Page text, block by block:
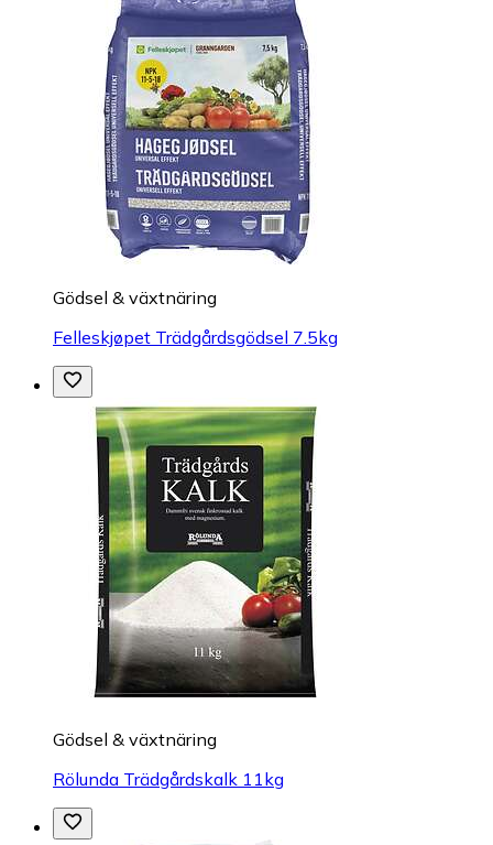
Gödsel & växtnäring
Felleskjøpet Trädgårdsgödsel 7.5kg
Gödsel & växtnäring
Rölunda Trädgårdskalk 11kg